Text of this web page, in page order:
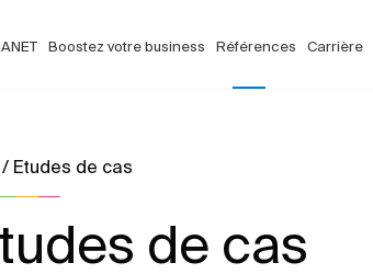
Boostez votre business Références Carrière
Etudes de cas
de cas